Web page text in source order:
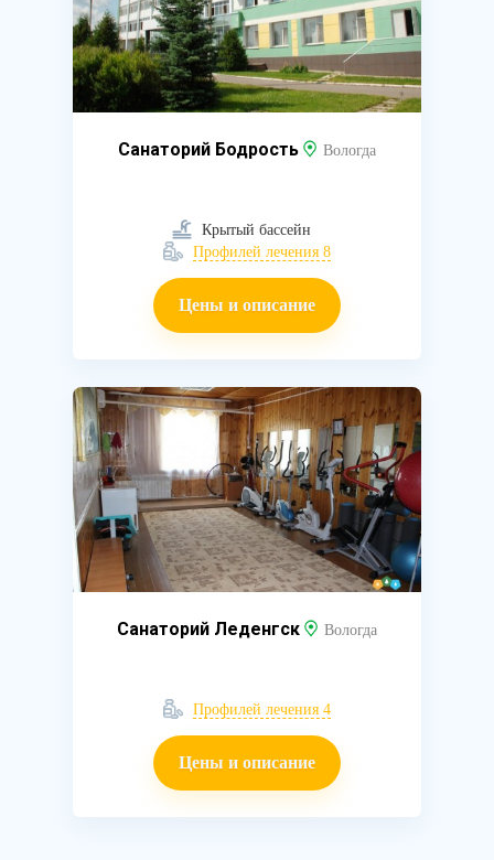
Санаторий Бодрость Вологда
Крытый бассейн
Профилей лечения 8
Цены и описание
Санаторий Леденгск Вологда
Профилей лечения 4
Цены и описание